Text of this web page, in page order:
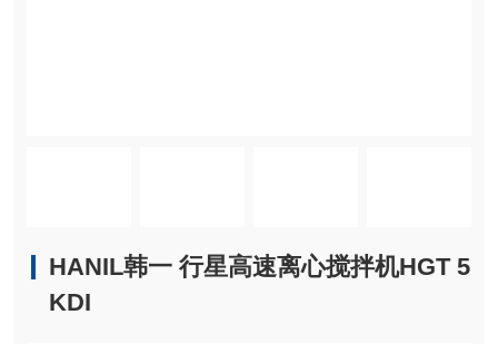
HANIL韩一 行星高速离心搅拌机HGT 5
KDI